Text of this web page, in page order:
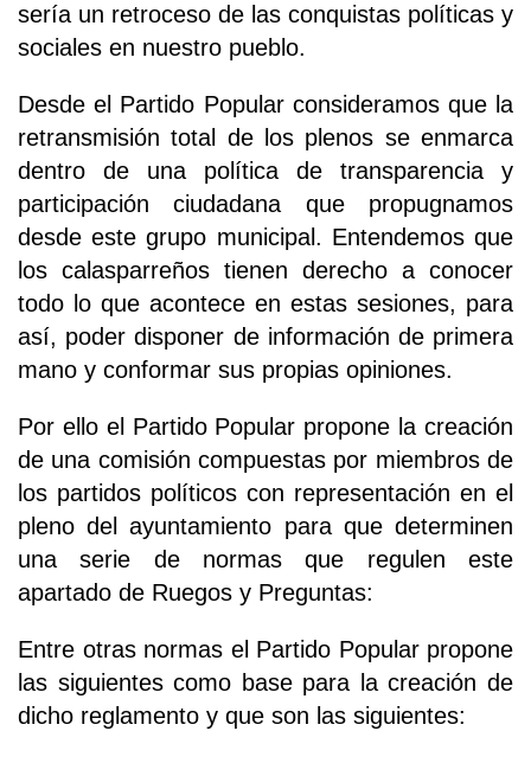
sería un retroceso de las conquistas políticas y
sociales en nuestro pueblo.
Desde el Partido Popular consideramos que la
retransmisión total de los plenos se enmarca
dentro de una política de transparencia y
participación ciudadana que propugnamos
desde este grupo municipal. Entendemos que
los calasparreños tienen derecho a conocer
todo lo que acontece en estas sesiones, para
así, poder disponer de información de primera
mano y conformar sus propias opiniones.
Por ello el Partido Popular propone la creación
de una comisión compuestas por miembros de
los partidos políticos con representación en el
pleno del ayuntamiento para que determinen
una serie de normas que regulen este
apartado de Ruegos y Preguntas:
Entre otras normas el Partido Popular propone
las siguientes como base para la creación de
dicho reglamento y que son las siguientes: